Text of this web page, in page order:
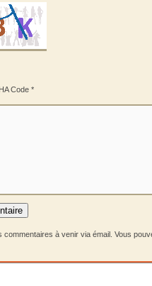
Code *
commentaires à venir via émail. Vous